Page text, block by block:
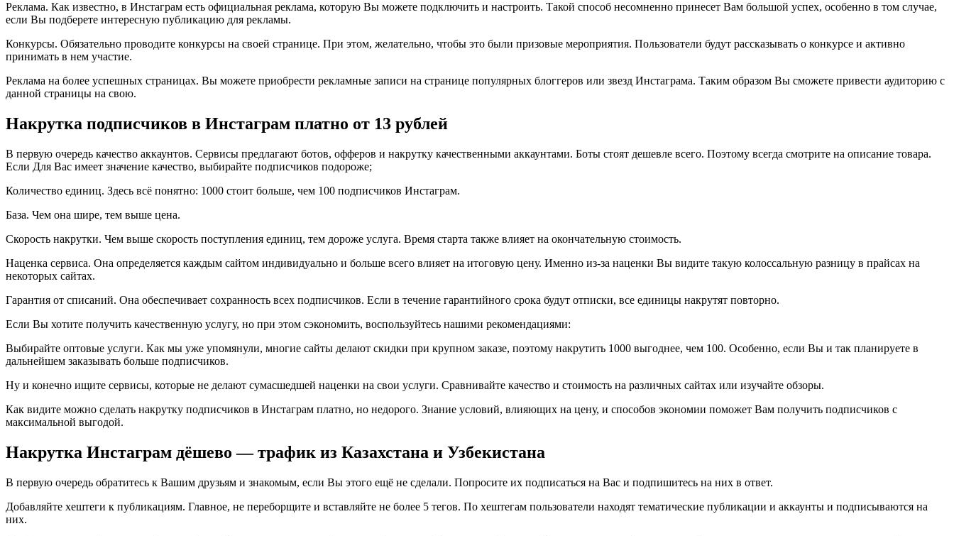
Реклама. Как известно, в Инстаграм есть официальная реклама, которую Вы можете подключить и настроить. Такой способ несомненно принесет Вам большой успех, особенно в том случае,
если Вы подберете интересную публикацию для рекламы.
Конкурсы. Обязательно проводите конкурсы на своей странице. При этом, желательно, чтобы это были призовые мероприятия. Пользователи будут рассказывать о конкурсе и активно
принимать в нем участие.
Реклама на более успешных страницах. Вы можете приобрести рекламные записи на странице популярных блоггеров или звезд Инстаграма. Таким образом Вы сможете привести аудиторию с
данной страницы на свою.
Накрутка подписчиков в Инстаграм платно от 13 рублей
В первую очередь качество аккаунтов. Сервисы предлагают ботов, офферов и накрутку качественными аккаунтами. Боты стоят дешевле всего. Поэтому всегда смотрите на описание товара.
Если Для Вас имеет значение качество, выбирайте подписчиков подороже;
Количество единиц. Здесь всё понятно: 1000 стоит больше, чем 100 подписчиков Инстаграм.
База. Чем она шире, тем выше цена.
Скорость накрутки. Чем выше скорость поступления единиц, тем дороже услуга. Время старта также влияет на окончательную стоимость.
Наценка сервиса. Она определяется каждым сайтом индивидуально и больше всего влияет на итоговую цену. Именно из-за наценки Вы видите такую колоссальную разницу в прайсах на
некоторых сайтах.
Гарантия от списаний. Она обеспечивает сохранность всех подписчиков. Если в течение гарантийного срока будут отписки, все единицы накрутят повторно.
Если Вы хотите получить качественную услугу, но при этом сэкономить, воспользуйтесь нашими рекомендациями:
Выбирайте оптовые услуги. Как мы уже упомянули, многие сайты делают скидки при крупном заказе, поэтому накрутить 1000 выгоднее, чем 100. Особенно, если Вы и так планируете в
дальнейшем заказывать больше подписчиков.
Ну и конечно ищите сервисы, которые не делают сумасшедшей наценки на свои услуги. Сравнивайте качество и стоимость на различных сайтах или изучайте обзоры.
Как видите можно сделать накрутку подписчиков в Инстаграм платно, но недорого. Знание условий, влияющих на цену, и способов экономии поможет Вам получить подписчиков с
максимальной выгодой.
Накрутка Инстаграм дёшево — трафик из Казахстана и Узбекистана
В первую очередь обратитесь к Вашим друзьям и знакомым, если Вы этого ещё не сделали. Попросите их подписаться на Вас и подпишитесь на них в ответ.
Добавляйте хештеги к публикациям. Главное, не переборщите и вставляйте не более 5 тегов. По хештегам пользователи находят тематические публикации и аккаунты и подписываются на
них.